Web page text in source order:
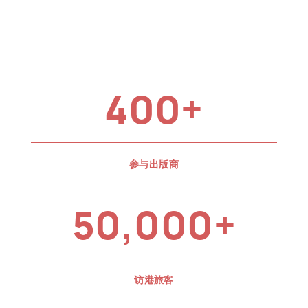
400+
参与出版商
50,000+
访港旅客